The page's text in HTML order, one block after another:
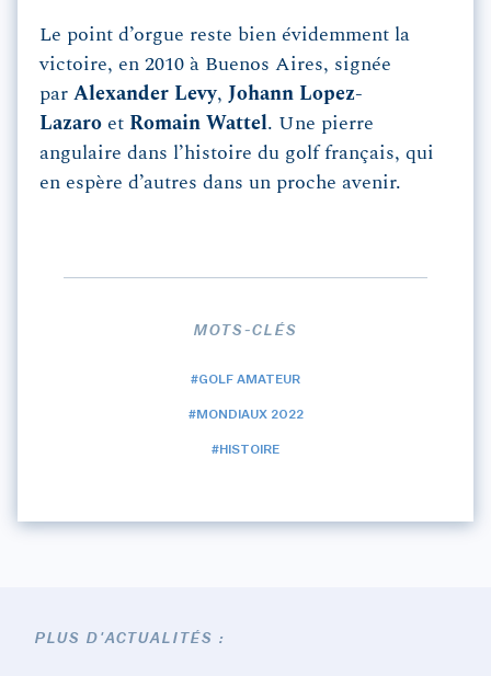
Le point d’orgue reste bien évidemment la
victoire, en 2010 à Buenos Aires, signée
par Alexander Levy, Johann Lopez-
Lazaro et Romain Wattel. Une pierre
angulaire dans l’histoire du golf français, qui
en espère d’autres dans un proche avenir.
MOTS-CLÉS
#GOLF AMATEUR
#MONDIAUX 2022
#HISTOIRE
PLUS D'ACTUALITÉS :